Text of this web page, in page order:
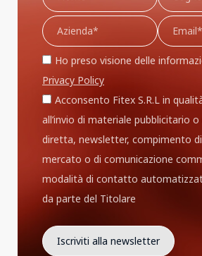
Ho preso visione delle
Privacy Policy
Acconsento Fitex S.R.L in
all’invio di materiale pubblicitario
diretta, newsletter, compimento
mercato o di comunicazione
modalità di contatto
da parte del Titolare